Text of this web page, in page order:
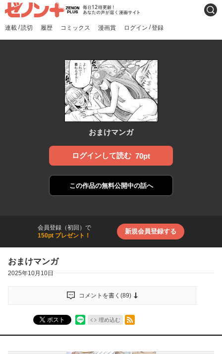
ゼノンプラス
毎日12時更新！あなたの声
が届く漫画サイト
連載 /読切 履歴 コミックス 漫画賞 ログイン /登録
検索
おまけマンガ
ログインして読む 70pt
この作品の無料公開中の話へ
会員登録（初回）で
150pt プレゼント！
新規会員登録する
おまけマンガ
2025年10月10日
コメントを書く(89)
ポスト 埋め込む
RSSフィード